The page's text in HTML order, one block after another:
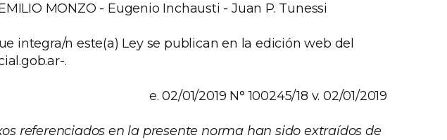
MONZO - Eugenio Inchausti - Juan P. Tunessi
integra/n este(a) Ley se publican en la edición web del
.
e. 02/01/2019 N° 100245/18 v. 02/01/2019
referenciados en la presente norma han sido extraídos de